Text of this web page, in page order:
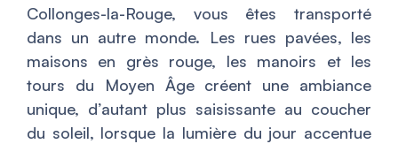
Collonges-la-Rouge, vous êtes transporté
dans un autre monde. Les rues pavées, les
maisons en grès rouge, les manoirs et les
tours du Moyen Âge créent une ambiance
unique, d’autant plus saisissante au coucher
du soleil, lorsque la lumière du jour accentue